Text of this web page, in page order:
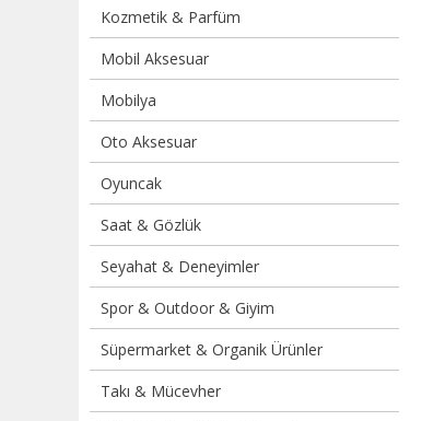
Kozmetik & Parfüm
Mobil Aksesuar
Mobilya
Oto Aksesuar
Oyuncak
Saat & Gözlük
Seyahat & Deneyimler
Spor & Outdoor & Giyim
Süpermarket & Organik Ürünler
Takı & Mücevher